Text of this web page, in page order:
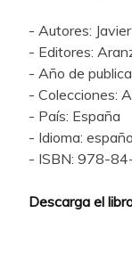
- Autores:
- Editores:
- Año de
- Colecciones:
- País: España
- Idioma:
- ISBN: 978-
Descarga el